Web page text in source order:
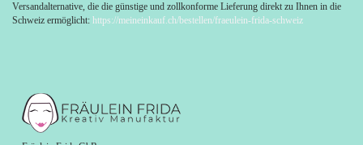
Versandalternative, die die günstige und zollkonforme Lieferung direkt zu Ihnen in die
Schweiz ermöglicht: https://meineinkauf.ch/bestellen/fraeulein-frida-schweiz